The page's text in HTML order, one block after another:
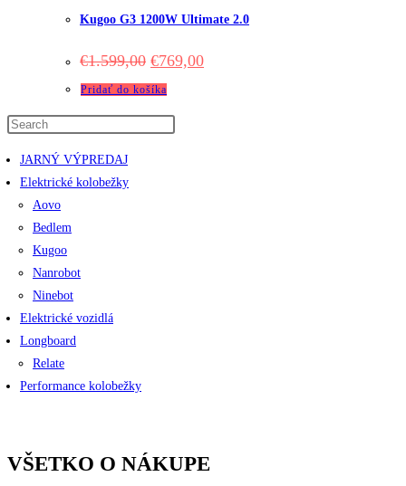
Kugoo G3 1200W Ultimate 2.0
€1.599,00 Original
was:
€769,00Current
Pridať do košíka
JARNÝ VÝPREDAJ
Elektrické kolobežky
Aovo
Bedlem
Kugoo
Nanrobot
Ninebot
Elektrické vozidlá
Longboard
Relate
Performance kolobežky
VŠETKO O NÁKUPE